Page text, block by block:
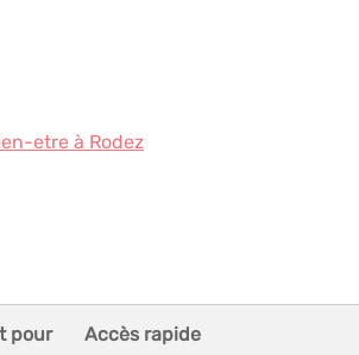
etre à Rodez
pour
Accès rapide